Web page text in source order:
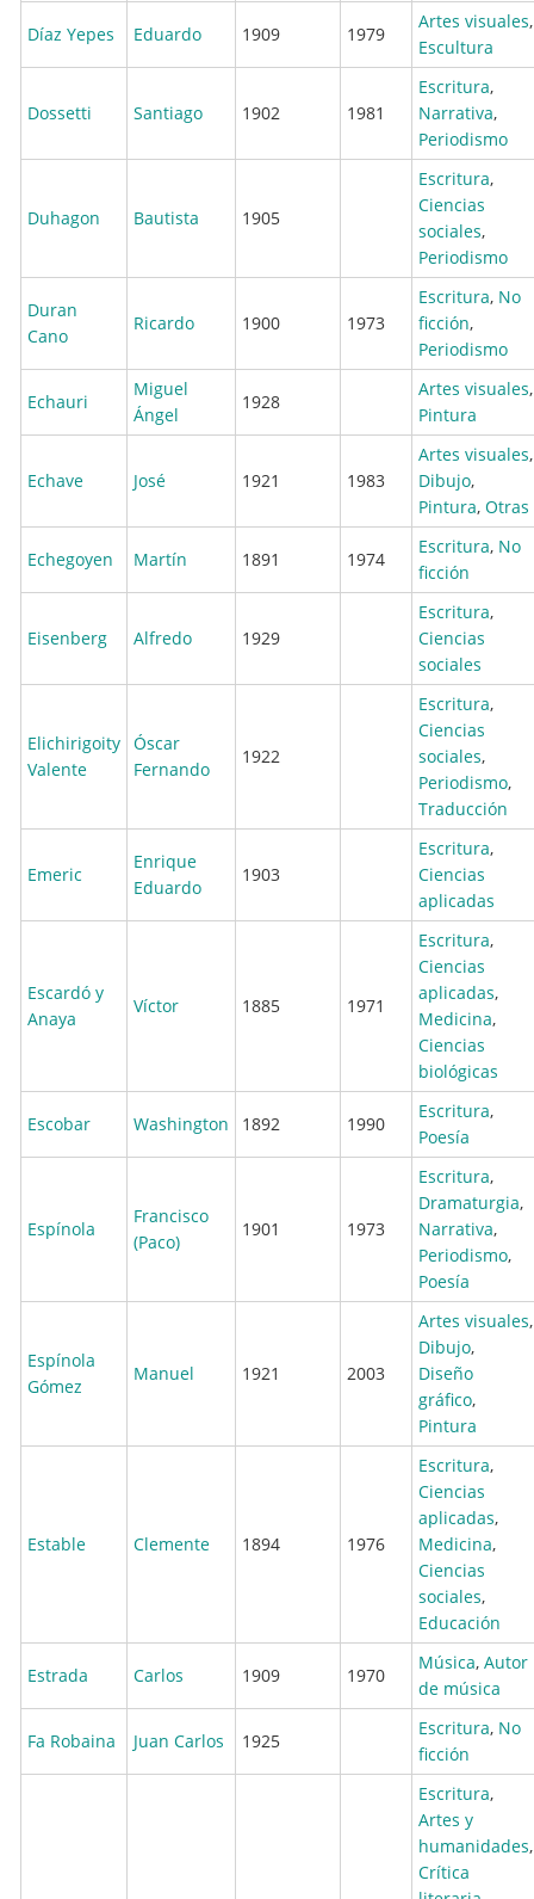
Díaz Yepes Eduardo 1909 1979
Artes visuales,
Escultura
Dossetti Santiago 1902 1981
Escritura,
Narrativa,
Periodismo
Duhagon Bautista 1905
Escritura,
Ciencias
sociales,
Periodismo
Duran
Cano
Ricardo 1900 1973
Escritura, No
ficción,
Periodismo
Echauri
Miguel
Ángel
1928
Artes visuales,
Pintura
Echave José 1921 1983
Artes visuales,
Dibujo,
Pintura, Otras
Echegoyen Martín 1891 1974
Escritura, No
ficción
Eisenberg Alfredo 1929
Escritura,
Ciencias
sociales
Elichirigoity
Valente
Óscar
Fernando
1922
Escritura,
Ciencias
sociales,
Periodismo,
Traducción
Emeric
Enrique
Eduardo
1903
Escritura,
Ciencias
aplicadas
Escardó y
Anaya
Víctor 1885 1971
Escritura,
Ciencias
aplicadas,
Medicina,
Ciencias
biológicas
Escobar Washington 1892 1990
Escritura,
Poesía
Espínola
Francisco
(Paco)
1901 1973
Escritura,
Dramaturgia,
Narrativa,
Periodismo,
Poesía
Espínola
Gómez
Manuel 1921 2003
Artes visuales,
Dibujo,
Diseño
gráfico,
Pintura
Estable Clemente 1894 1976
Escritura,
Ciencias
aplicadas,
Medicina,
Ciencias
sociales,
Educación
Estrada Carlos 1909 1970
Música, Autor
de música
Fa Robaina Juan Carlos 1925
Escritura, No
ficción
Escritura,
Artes y
humanidades,
Crítica